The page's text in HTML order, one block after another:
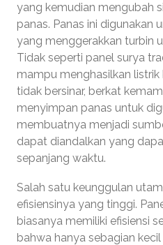
yang kemudian mengubah
panas. Panas ini digunakan
yang menggerakkan turbin
Tidak seperti panel surya
mampu menghasilkan
tidak bersinar, berkat
menyimpan panas untuk
membuatnya menjadi
dapat diandalkan yang
sepanjang waktu.
Salah satu keunggulan
efisiensinya yang tinggi.
biasanya memiliki efisiensi
bahwa hanya sebagian